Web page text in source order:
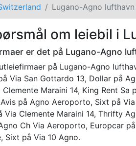
Lugano-Agno lufthavn
om leiebil i
er det på Lugano-Agno
på Lugano-Agno
Via San Gottardo 13, Dollar på
Maraini 14, King Rent
på Agno Aeroporto, Sixt på
Via Clemente Maraini 14, Thrifty
Ch Via Aeroporto, Europcar
Sixt på Via 10 Agno.